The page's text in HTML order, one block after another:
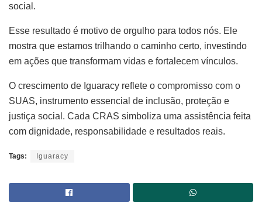
social.
Esse resultado é motivo de orgulho para todos nós. Ele
mostra que estamos trilhando o caminho certo, investindo
em ações que transformam vidas e fortalecem vínculos.
O crescimento de Iguaracy reflete o compromisso com o
SUAS, instrumento essencial de inclusão, proteção e
justiça social. Cada CRAS simboliza uma assistência feita
com dignidade, responsabilidade e resultados reais.
Tags: Iguaracy